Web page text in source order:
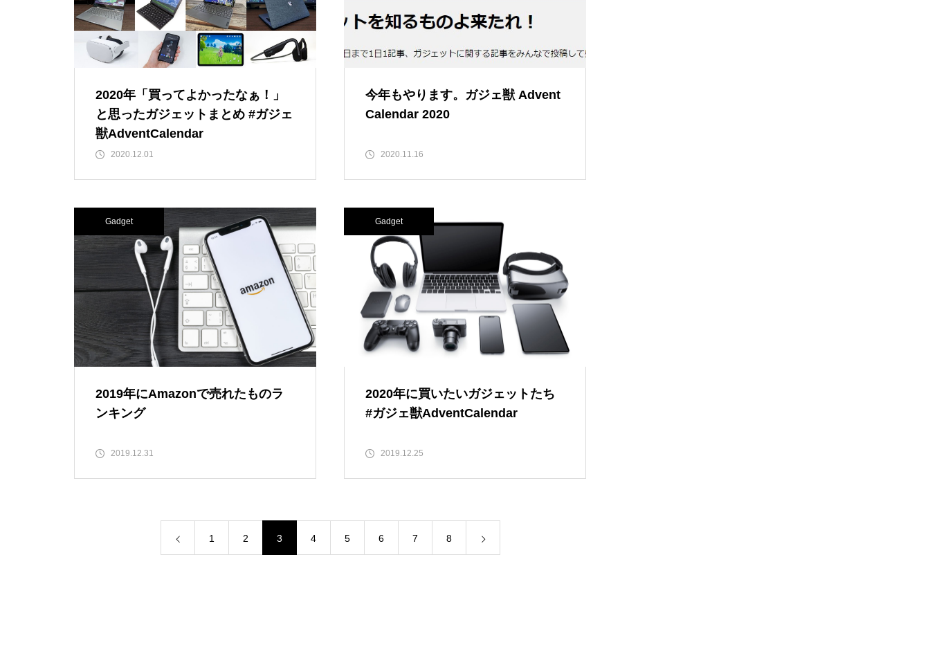
2020年「買ってよかったなぁ！」
と思ったガジェットまとめ #ガジェ
獣AdventCalendar
2020.12.01
今年もやります。ガジェ獣 Advent
Calendar 2020
2020.11.16
Gadget
2019年にAmazonで売れたものラ
ンキング
2019.12.31
Gadget
2020年に買いたいガジェットたち
#ガジェ獣AdventCalendar
2019.12.25
1 2 3 4 5 6 7 8